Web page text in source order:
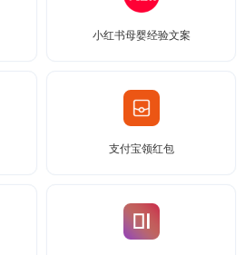
小红书母婴经验文案
支付宝领红包